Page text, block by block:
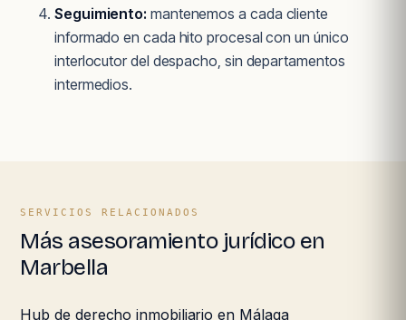
Seguimiento: mantenemos a cada cliente
informado en cada hito procesal con un único
interlocutor del despacho, sin departamentos
intermedios.
SERVICIOS RELACIONADOS
Más asesoramiento jurídico en
Marbella
Hub de derecho inmobiliario en Málaga